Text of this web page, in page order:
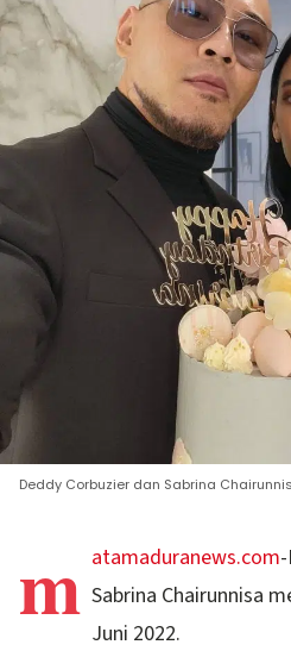
Deddy Corbuzier dan Sabrina
m atamaduranews.com
Sabrina Chairunnisa
Juni 2022.